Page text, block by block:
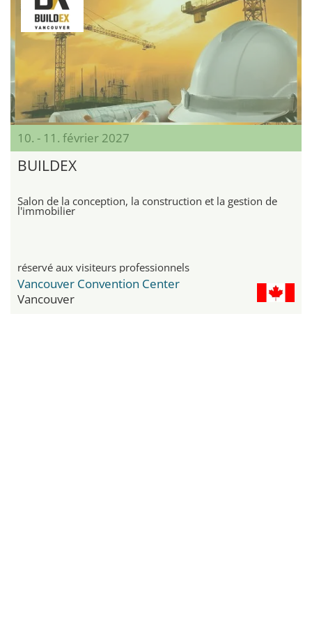
10. - 11. février 2027
BUILDEX
Salon de la conception, la construction et la gestion de
l'immobilier
réservé aux visiteurs professionnels
Vancouver Convention Center
Vancouver